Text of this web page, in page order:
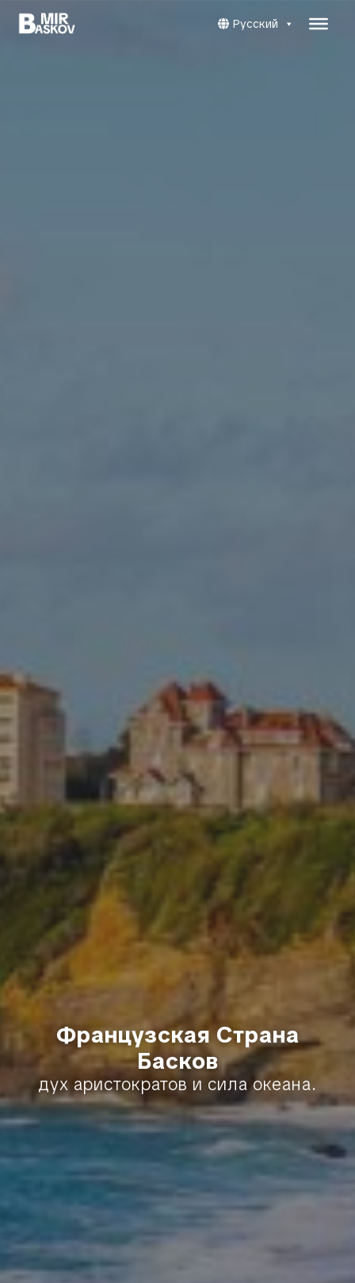
Русский
Французская Страна
Басков
дух аристократов и сила океана.